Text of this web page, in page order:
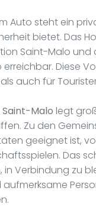
Auto steht ein
bietet. Das
Saint-Malo
Diese
auch für
Saint-Malo legt
Zu den
geeignet ist,
Das
in Verbindung zu